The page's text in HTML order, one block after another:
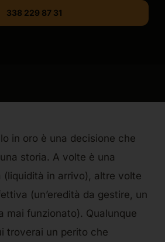
338 229 87 31
in oro è una decisione che
storia. A volte è una
(liquidità in arrivo), altre volte
(un’eredità da gestire, un
mai funzionato). Qualunque
troverai un perito che